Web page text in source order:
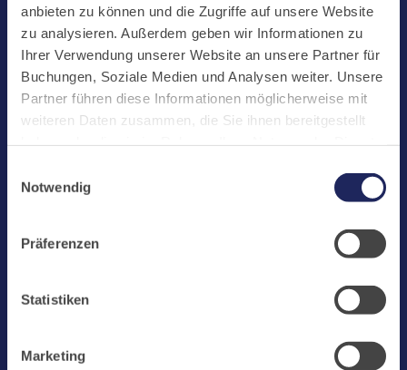
anbieten zu können und die Zugriffe auf unsere Website
zu analysieren. Außerdem geben wir Informationen zu
Ihrer Verwendung unserer Website an unsere Partner für
Buchungen, Soziale Medien und Analysen weiter. Unsere
Partner führen diese Informationen möglicherweise mit
weiteren Daten zusammen, die Sie ihnen bereitgestellt
challenges.cloudflare.com: Wir verwenden das online
Buchungssystem MEWS in unserem Hotel und unserem
übermittelt. Cookies von eu5.bookingkit.de: Wir
Buchungen von Bibliotheks- und Klosterführungen. Um
Buchungen durchführen zu können akzeptieren Sie bitte
Notwendig
Präferenzen
Statistiken
Marketing
Aktuelles
Kloster
Klosterbetriebe
Spenden
Laacher See
Jobs